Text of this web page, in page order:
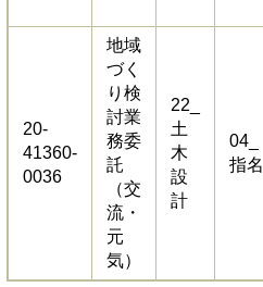
20-
41360-
0036
地域
づく
り検
討業
務委
託
（交
流・
元
気）
22_
土
木
設
計
04_
指名